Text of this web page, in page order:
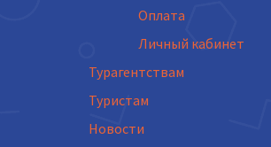
Оплата
Личный кабинет
Турагентствам
Туристам
Новости